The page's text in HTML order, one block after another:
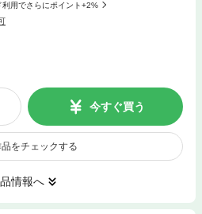
利用でさらにポイント+2%
今すぐ買う
をチェックする
情報へ